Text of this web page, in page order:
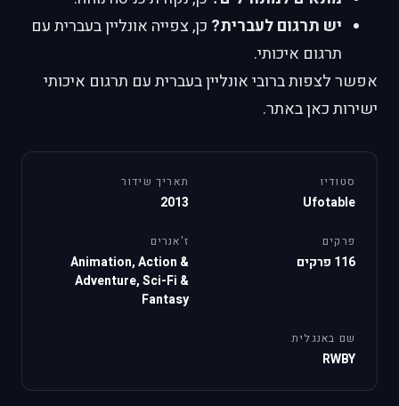
יש תרגום לעברית? כן, צפייה אונליין בעברית עם
תרגום איכותי.
אפשר לצפות ברובי אונליין בעברית עם תרגום איכותי
ישירות כאן באתר.
סטודיו
Ufotable
תאריך שידור
2013
פרקים
116 פרקים
ז'אנרים
Animation, Action &
Adventure, Sci-Fi &
Fantasy
שם באנגלית
RWBY